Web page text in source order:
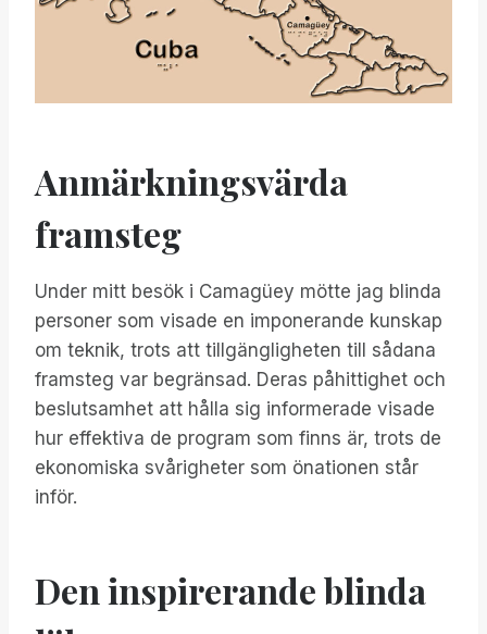
Anmärkningsvärda
framsteg
Under mitt besök i Camagüey mötte jag blinda
personer som visade en imponerande kunskap
om teknik, trots att tillgängligheten till sådana
framsteg var begränsad. Deras påhittighet och
beslutsamhet att hålla sig informerade visade
hur effektiva de program som finns är, trots de
ekonomiska svårigheter som önationen står
inför.
Den inspirerande blinda